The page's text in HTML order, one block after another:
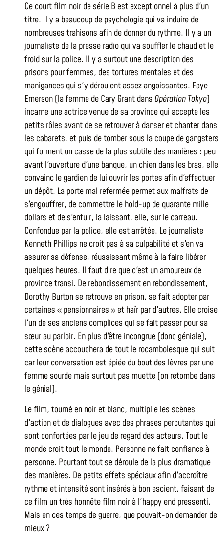
Ce court film noir de série B est exceptionnel à plus d'un
titre. Il y a beaucoup de psychologie qui va induire de
nombreuses trahisons afin de donner du rythme. Il y a un
journaliste de la presse radio qui va souffler le chaud et le
froid sur la police. Il y a surtout une description des
prisons pour femmes, des tortures mentales et des
manigances qui s'y déroulent assez angoissantes. Faye
Emerson (la femme de Cary Grant dans Opération Tokyo)
incarne une actrice venue de sa province qui accepte les
petits rôles avant de se retrouver à danser et chanter dans
les cabarets, et puis de tomber sous la coupe de gangsters
qui forment un casse de la plus subtile des manières : peu
avant l'ouverture d'une banque, un chien dans les bras, elle
convainc le gardien de lui ouvrir les portes afin d'effectuer
un dépôt. La porte mal refermée permet aux malfrats de
s'engouffrer, de commettre le hold-up de quarante mille
dollars et de s'enfuir, la laissant, elle, sur le carreau.
Confondue par la police, elle est arrêtée. Le journaliste
Kenneth Phillips ne croit pas à sa culpabilité et s'en va
assurer sa défense, réussissant même à la faire libérer
quelques heures. Il faut dire que c'est un amoureux de
province transi. De rebondissement en rebondissement,
Dorothy Burton se retrouve en prison, se fait adopter par
certaines « pensionnaires » et haïr par d'autres. Elle croise
l'un de ses anciens complices qui se fait passer pour sa
sœur au parloir. En plus d'être incongrue (donc géniale),
cette scène accouchera de tout le rocambolesque qui suit
car leur conversation est épiée du bout des lèvres par une
femme sourde mais surtout pas muette (on retombe dans
le génial).
Le film, tourné en noir et blanc, multiplie les scènes
d'action et de dialogues avec des phrases percutantes qui
sont confortées par le jeu de regard des acteurs. Tout le
monde croit tout le monde. Personne ne fait confiance à
personne. Pourtant tout se déroule de la plus dramatique
des manières. De petits effets spéciaux afin d'accroître
rythme et intensité sont insérés à bon escient, faisant de
ce film un très honnête film noir à l'happy end pressenti.
Mais en ces temps de guerre, que pouvait-on demander de
mieux ?